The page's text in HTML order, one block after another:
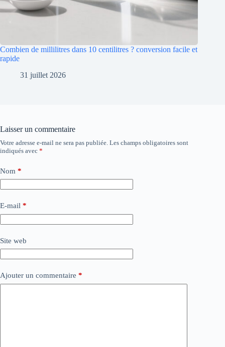
Combien de millilitres dans 10 centilitres ? conversion facile et
rapide
31 juillet 2026
Laisser un commentaire
Votre adresse e-mail ne sera pas publiée. Les champs obligatoires sont
indiqués avec *
Nom *
E-mail *
Site web
Ajouter un commentaire *